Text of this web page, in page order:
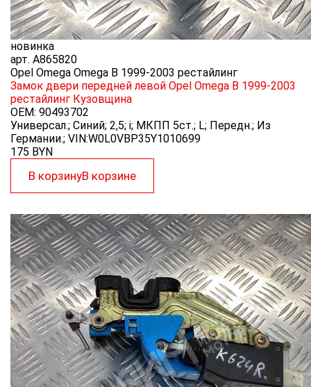
новинка
арт. A865820
Opel Omega Omega B 1999-2003 рестайлинг
Замок двери передней левой Opel Omega B 1999-2003
рестайлинг Кузовщина
OEM: 90493702
Универсал.; Синий; 2,5; i; МКПП 5ст.; L; Передн.; Из
Германии.; VIN:W0L0VBP35Y1010699
175 BYN
В корзинуВ корзине